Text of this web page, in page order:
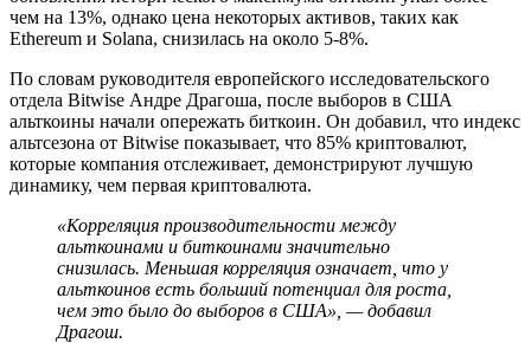
чем на 13%, однако цена некоторых активов, таких как
Ethereum и Solana, снизилась на около 5-8%.
По словам руководителя европейского исследовательского
отдела Bitwise Андре Драгоша, после выборов в США
альткоины начали опережать биткоин. Он добавил, что индекс
альтсезона от Bitwise показывает, что 85% криптовалют,
которые компания отслеживает, демонстрируют лучшую
динамику, чем первая криптовалюта.
«Корреляция производительности между
альткоинами и биткоинами значительно
снизилась. Меньшая корреляция означает, что у
альткоинов есть больший потенциал для роста,
чем это было до выборов в США», — добавил
Драгош.